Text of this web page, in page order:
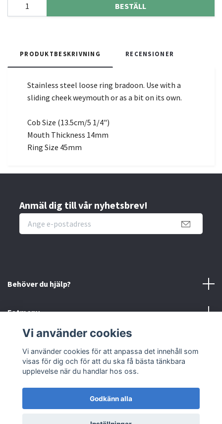
BESTÄLL
PRODUKTBESKRIVNING RECENSIONER
Stainless steel loose ring bradoon. Use with a
sliding cheek weymouth or as a bit on its own.
Cob Size (13.5cm/5 1/4")
Mouth Thickness 14mm
Ring Size 45mm
Anmäl dig till vår nyhetsbrev!
Behöver du hjälp?
Fotmeny
Sociala medier
Retur
© 2026 BettbutikenPowered by Quickbutik
Vi använder cookies
Vi använder cookies för att anpassa det innehåll som
visas för dig och för att du ska få bästa tänkbara
upplevelse när du handlar hos oss.
Godkänn alla